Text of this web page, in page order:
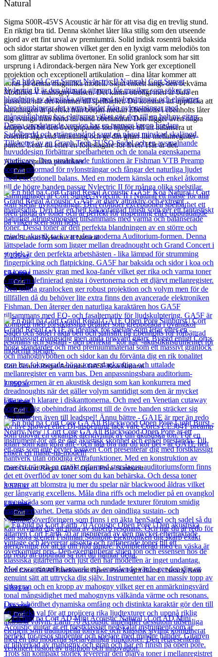
Natural
Sigma S00R-45VS Acoustic är här för att visa dig en trevlig stund.
En riktigt bra tid. Denna skönhet låter lika stilig som den utseende
gjord av ett fint urval av premiumträ. Solid indisk rosenträ baksida
och sidor startar showen vilket ger den en lyxigt varm melodiös ton
som glittrar av sublima övertoner. En solid granlock som har sitt
ursprung i Adirondack-bergen nära New York ger exceptionell
projektion och exceptionell artikulation – dina låtar kommer att
höras på denna magnifika modell. Skjut enkelt längs den bekväma
Modified V mahogny-halsen. Det känns otroligt men är bara en
pusselbit när det kommer till spelbarhet. Du kommer att upptäcka att
handlingen är perfekt från början medan Ebenholts i ebenholts låter
dig svänga från band till band obehindrat. Den lägger även några
snäpp och bit den övergripande ton hjälper till att balansera ut
rosenträ låga end inriktning och ge din gitarr lite mellanregister
punch. Letar du efter en följeslagare för livet? Här är det.
Andra populära produkter
Cort
Cort Sunset Nylectric II Natural
7 135kr
Läs mer
Cort
Cort Grand Regal Acoustic GA5F Koa Natural
7 850kr
Läs mer
Cort
Cort Grand Regal GA1E Open Pore Sunburst
3 575kr
Läs mer
Cort
Cort Core GA All Blackwood Open Pore Light Burst - Nearly New
5 891kr
Läs mer
Cort